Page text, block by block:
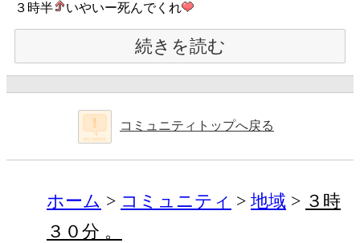
３時半 いやいー死んでくれ
続きを読む
コミュニティトップへ戻る
ホーム コミュニティ 地域
３時
３０分 。